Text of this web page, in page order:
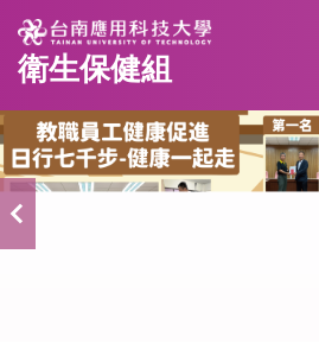
跳
到
主
容
區
衛生保健組